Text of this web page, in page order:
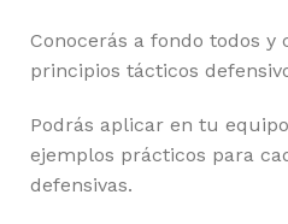
Conocerás a fondo todos y
principios tácticos
Podrás aplicar en tu
ejemplos prácticos para
defensivas.